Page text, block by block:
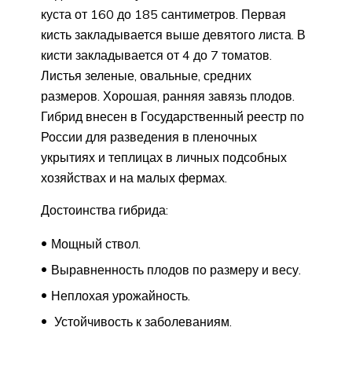
куста от 160 до 185 сантиметров. Первая
кисть закладывается выше девятого листа. В
кисти закладывается от 4 до 7 томатов.
Листья зеленые, овальные, средних
размеров. Хорошая, ранняя завязь плодов.
Гибрид внесен в Государственный реестр по
России для разведения в пленочных
укрытиях и теплицах в личных подсобных
хозяйствах и на малых фермах.
Достоинства гибрида:
Мощный ствол.
Выравненность плодов по размеру и весу.
Неплохая урожайность.
Устойчивость к заболеваниям.